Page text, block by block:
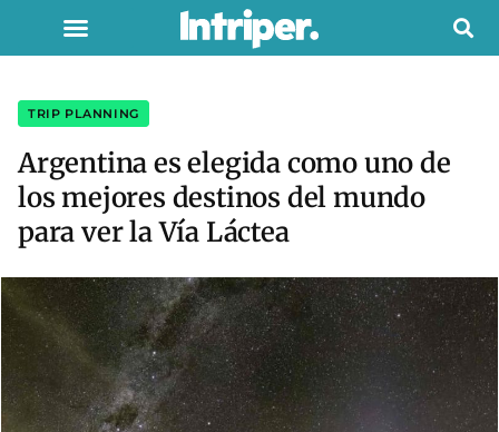
TRIP PLANNING
Argentina es elegida como uno de
los mejores destinos del mundo
para ver la Vía Láctea